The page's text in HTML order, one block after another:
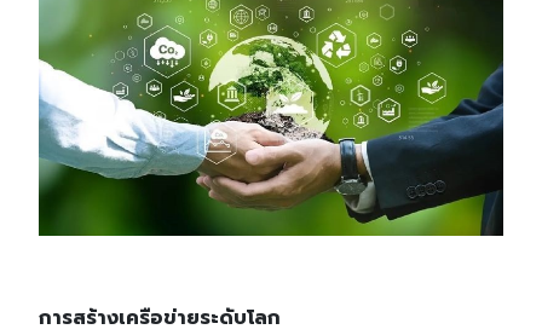
Search
for: Search
การสร้างเครือข่ายระดับโลก